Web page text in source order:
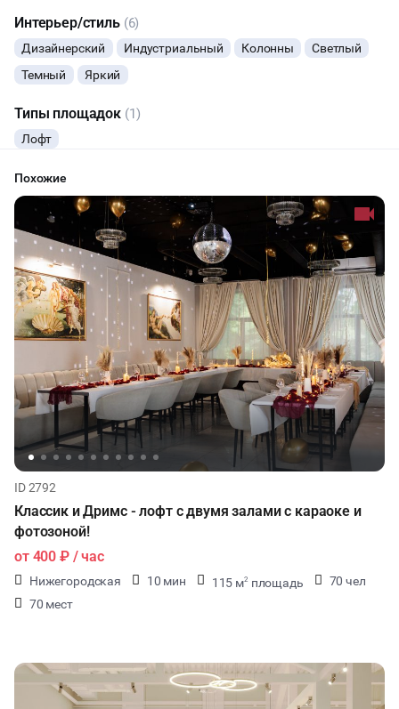
Интерьер/стиль (6)
Дизайнерский Индустриальный Колонны
Светлый
Темный
Яркий
Типы площадок (1)
Лофт
Похожие
ID 2792
Классик и Дримс - лофт с двумя залами с караоке и
фотозоной!
от 400 ₽/ час
Нижегородская 10 мин 115 м2 площадь
70 чел
70 мест